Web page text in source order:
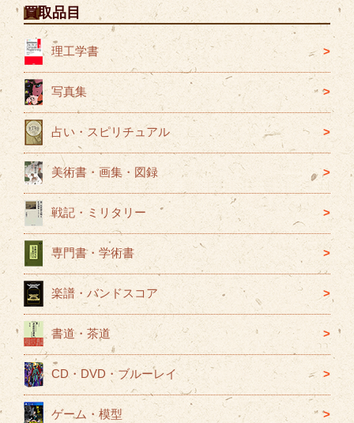
ゴ
リ
ー
買取品目
理工学書
写真集
占い・スピリチュアル
美術書・画集・図録
戦記・ミリタリー
専門書・学術書
楽譜・バンドスコア
書道・茶道
CD・DVD・ブルーレイ
ゲーム・模型